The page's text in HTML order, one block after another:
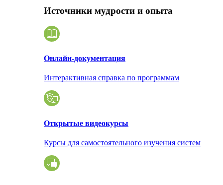
Источники мудрости и опыта
Онлайн-документация
Интерактивная справка по программам
Открытые видеокурсы
Курсы для самостоятельного изучения систем